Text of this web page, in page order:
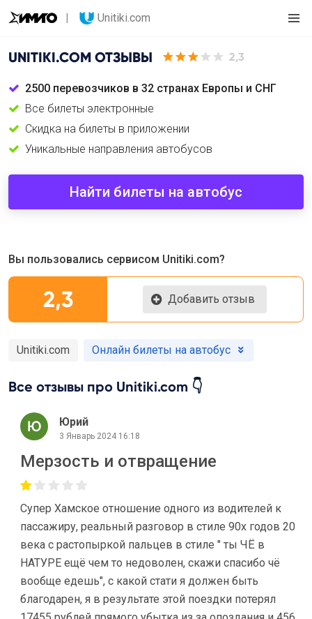
Unitiki.com
UNITIKI.COM ОТЗЫВЫ 2,3
2500 перевозчиков в 32 странах Европы и СНГ
Все билеты электронные
Скидка на билеты в приложении
Уникальные направления автобусов
Найти билеты на автобус
Вы пользовались сервисом Unitiki.com?
2,3 Добавить отзыв
Unitiki.com Онлайн билеты на автобус
Все отзывы про Unitiki.com 👇
Юрий
3 Январь 2024 16:18
Мерзость и отвращение
Супер Хамское отношение одного из водителей к
пассажиру, реальный разговор в стиле 90х годов 20
века с растопыркой пальцев в стиле " ты ЧЁ в
НАТУРЕ ещё чем то недоволен, скажи спасибо чё
вообще едешь", с какой стати я должен быть
благодарен, я в результате этой поездки потерял